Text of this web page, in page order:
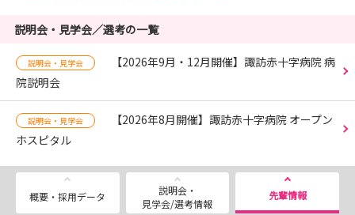
説明会・見学会／選考の一覧
説明会・見学会
【2026年9月・12月開催】諏訪赤十字病院 病
院説明会
説明会・見学会
【2026年8月開催】諏訪赤十字病院 オープン
ホスピタル
概要・採用データ
説明会・
見学会/選考情報
先輩情報